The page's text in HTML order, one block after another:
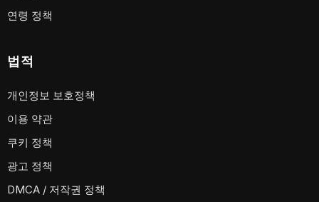
연령 정책
법적
개인정보 보호정책
이용 약관
쿠키 정책
광고 정책
DMCA / 저작권 정책